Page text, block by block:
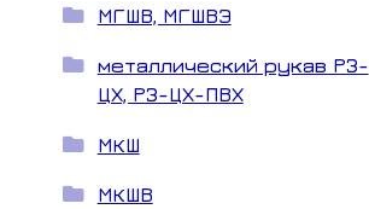
МГШВ, МГШВЭ
металлический рукав РЗ-
ЦХ, РЗ-ЦХ-ПВХ
МКШ
МКШВ